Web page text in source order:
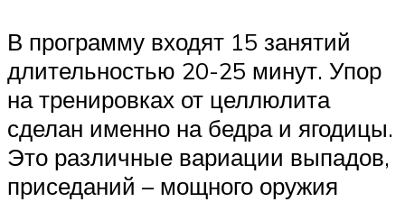
В программу входят 15 занятий
длительностью 20-25 минут. Упор
на тренировках от целлюлита
сделан именно на бедра и ягодицы.
Это различные вариации выпадов,
приседаний – мощного оружия